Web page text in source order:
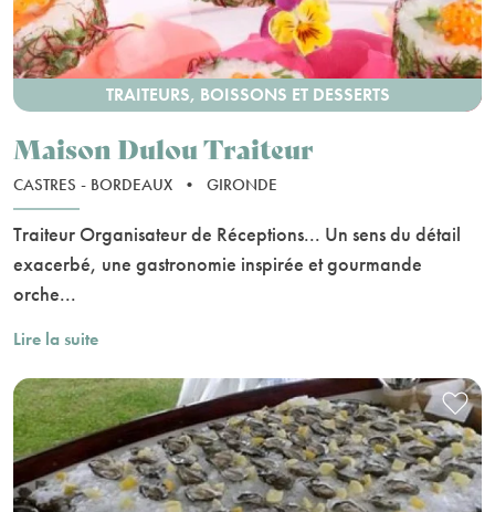
TRAITEURS, BOISSONS ET DESSERTS
Maison Dulou Traiteur
CASTRES - BORDEAUX • GIRONDE
Traiteur Organisateur de Réceptions... Un sens du détail
exacerbé, une gastronomie inspirée et gourmande
orche...
Lire la suite